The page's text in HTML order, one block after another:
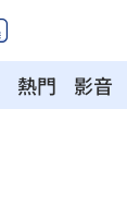
熱門 影音